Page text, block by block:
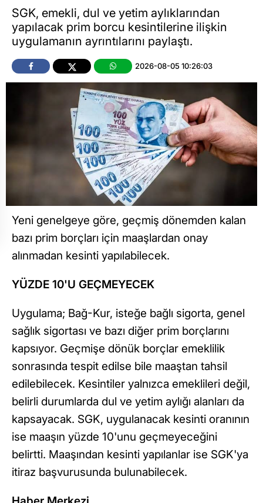
SGK, emekli, dul ve yetim aylıklarından
yapılacak prim borcu kesintilerine ilişkin
uygulamanın ayrıntılarını paylaştı.
2026-08-05 10:26:03
Yeni genelgeye göre, geçmiş dönemden kalan
bazı prim borçları için maaşlardan onay
alınmadan kesinti yapılabilecek.
YÜZDE 10'U GEÇMEYECEK
Uygulama; Bağ-Kur, isteğe bağlı sigorta, genel
sağlık sigortası ve bazı diğer prim borçlarını
kapsıyor. Geçmişe dönük borçlar emeklilik
sonrasında tespit edilse bile maaştan tahsil
edilebilecek. Kesintiler yalnızca emeklileri değil,
belirli durumlarda dul ve yetim aylığı alanları da
kapsayacak. SGK, uygulanacak kesinti oranının
ise maaşın yüzde 10'unu geçmeyeceğini
belirtti. Maaşından kesinti yapılanlar ise SGK'ya
itiraz başvurusunda bulunabilecek.